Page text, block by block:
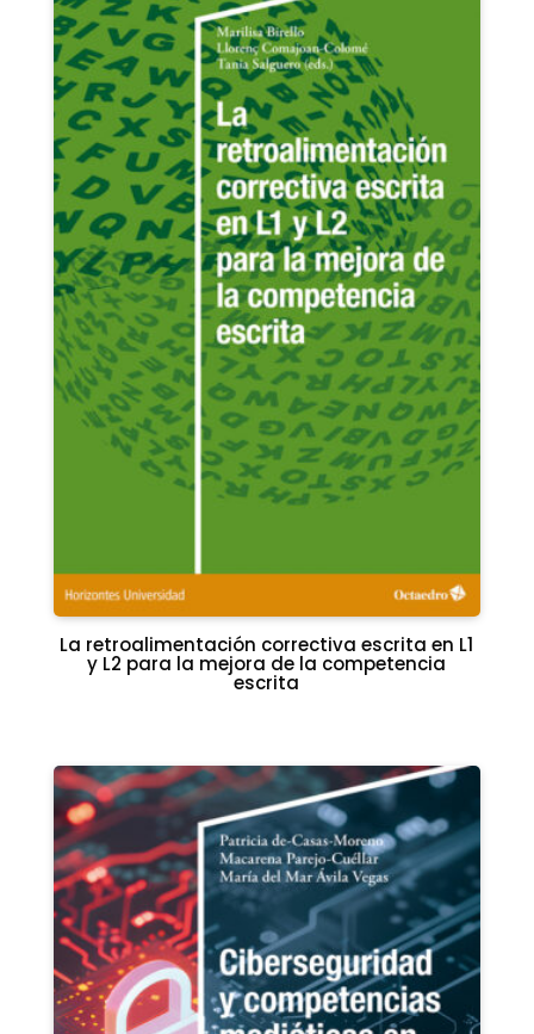
La retroalimentación correctiva escrita en L1
y L2 para la mejora de la competencia
escrita